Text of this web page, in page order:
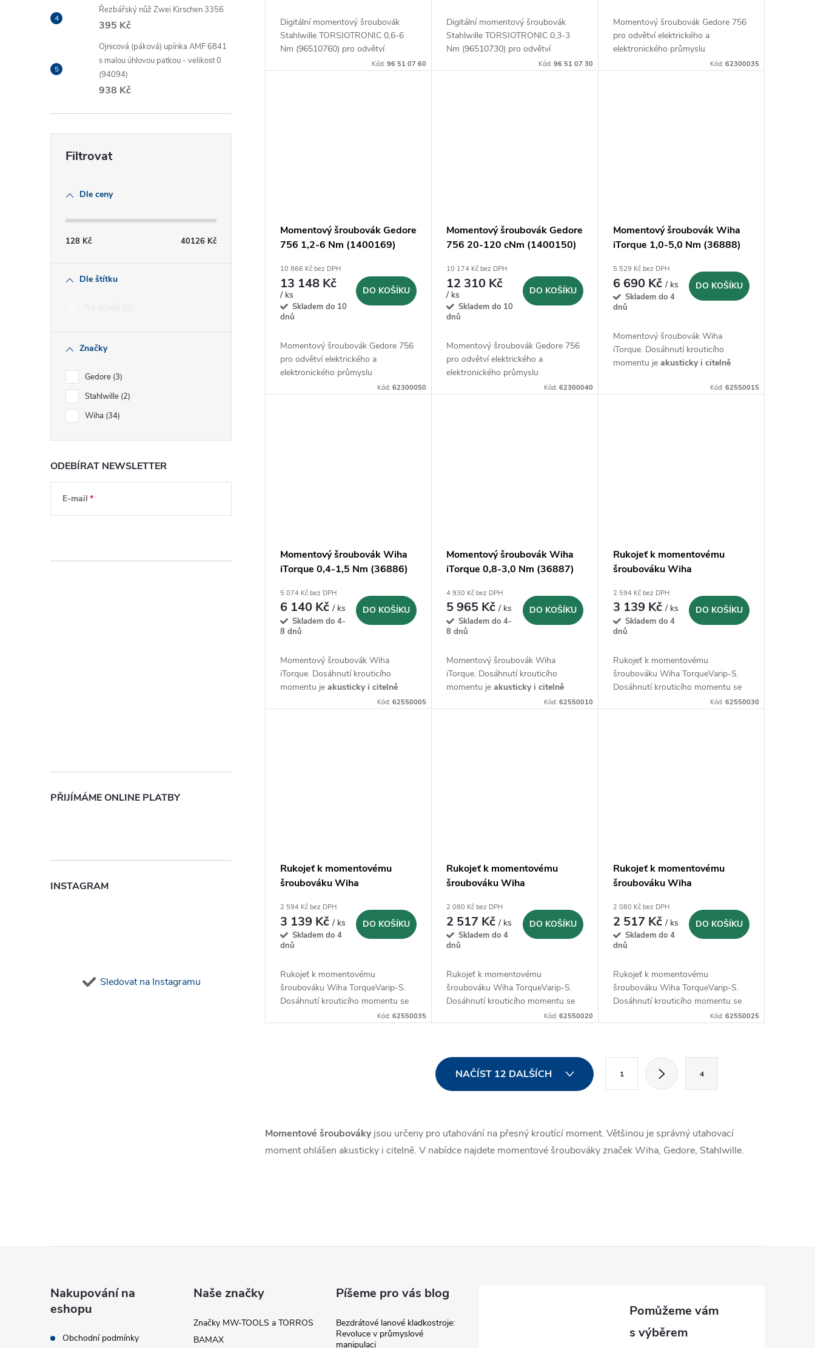
Řezbářský nůž Zwei Kirschen 3356
395 Kč
Ojnicová (páková) upínka AMF 6841
s malou úhlovou patkou - velikost 0
(94094)
938 Kč
Dle ceny
128 Kč 40126 Kč
Dle štítku
Značky
Gedore 3
Stahlwille 2
Wiha 34
ODEBÍRAT NEWSLETTER
E-mail
PŘIJÍMÁME ONLINE PLATBY
INSTAGRAM
Sledovat na Instagramu
ů
k
Digitální momentový šroubovák
Stahlwille TORSIOTRONIC 0,6-6
Nm (96510760) pro odvětví
elektrického a elektronického
Kód:96 51 07 60
Digitální momentový šroubovák
Stahlwille TORSIOTRONIC 0,3-3
Nm (96510730) pro odvětví
elektrického a elektronického
Kód: 96 51 07 30
Momentový šroubovák Gedore 756
pro odvětví elektrického a
elektronického průmyslu
Kód: 62300035
Momentový šroubovák Gedore
756 1,2-6 Nm (1400169)
10 866 Kč bez DPH
13 148 Kč
/ ks
Skladem do 10
dnů
DO KOŠÍKU
Momentový šroubovák Gedore 756
pro odvětví elektrického a
elektronického průmyslu
Kód:62300050
Momentový šroubovák Gedore
756 20-120 cNm (1400150)
10 174 Kč bez DPH
12 310 Kč
/ ks
Skladem do 10
dnů
DO KOŠÍKU
Momentový šroubovák Gedore 756
pro odvětví elektrického a
elektronického průmyslu
Kód: 62300040
Momentový šroubovák Wiha
iTorque 1,0-5,0 Nm (36888)
5 529 Kč bez DPH
6 690 Kč/ ks
Skladem do 4
dnů
DO KOŠÍKU
Momentový šroubovák Wiha
iTorque. Dosáhnutí krouticího
momentu je akusticky i citelně
Kód: 62550015
Momentový šroubovák Wiha
iTorque 0,4-1,5 Nm (36886)
5 074 Kč bez DPH
6 140 Kč/ ks
Skladem do 4-
8 dnů
DO KOŠÍKU
Momentový šroubovák Wiha
iTorque. Dosáhnutí krouticího
momentu je akusticky i citelně
Kód:62550005
Momentový šroubovák Wiha
iTorque 0,8-3,0 Nm (36887)
4 930 Kč bez DPH
5 965 Kč/ ks
Skladem do 4-
8 dnů
DO KOŠÍKU
Momentový šroubovák Wiha
iTorque. Dosáhnutí krouticího
momentu jeakusticky i citelně
Kód: 62550010
Rukojeť k momentovému
šroubováku Wiha
(26463)
2 594 Kč bez DPH
3 139 Kč/ ks
Skladem do 4
dnů
DO KOŠÍKU
Rukojeť k momentovému
šroubováku Wiha TorqueVarip-S.
Dosáhnutí krouticího momentu se
Kód: 62550030
Rukojeť k momentovému
šroubováku Wiha
(26464)
2 594 Kč bez DPH
3 139 Kč/ ks
Skladem do 4
dnů
DO KOŠÍKU
Rukojeť k momentovému
šroubováku Wiha TorqueVarip-S.
Dosáhnutí krouticího momentu se
Kód:62550035
Rukojeť k momentovému
šroubováku Wiha
(26888)
2 080 Kč bez DPH
2 517 Kč/ ks
Skladem do 4
dnů
DO KOŠÍKU
Rukojeť k momentovému
šroubováku Wiha TorqueVarip-S.
Dosáhnutí krouticího momentu se
Kód: 62550020
Rukojeť k momentovému
šroubováku Wiha
(26461)
2 080 Kč bez DPH
2 517 Kč/ ks
Skladem do 4
dnů
DO KOŠÍKU
Rukojeť k momentovému
šroubováku Wiha TorqueVarip-S.
Dosáhnutí krouticího momentu se
Kód: 62550025
á
NAČÍST 12 DALŠÍCH
á
n
n
1 4
Momentové šroubovákyjsou určeny pro utahování na přesný kroutící moment. Většinou je správný utahovací
moment ohlášen akusticky i citelně. V nabídce najdete momentové šroubováky značek Wiha, Gedore, Stahlwille.
Nakupování na
eshopu
Obchodní podmínky
Naše značky
Značky MW-TOOLS a TORROS
BAMAX
Píšeme pro vás blog
Bezdrátové lanové kladkostroje:
Revoluce v průmyslové
manipulaci